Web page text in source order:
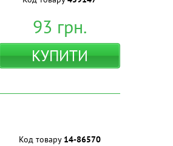
93 грн.
КУПИТИ
Код товару 14-86570